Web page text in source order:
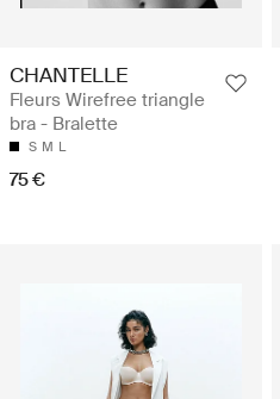
CHANTELLE
Fleurs Wirefree triangle
bra - Bralette
S M L
75 €